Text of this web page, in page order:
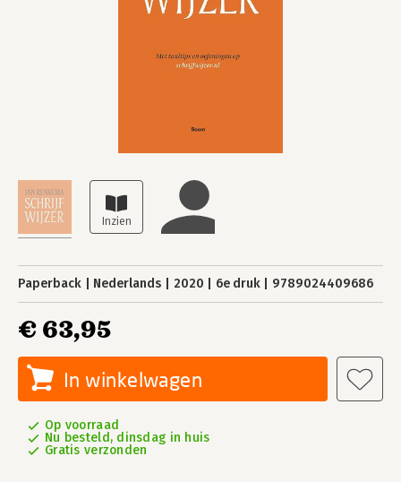
Paperback Nederlands 2020 6e druk 9789024409686
€ 63,95
In winkelwagen
Op voorraad
Nu besteld, dinsdag in huis
Gratis verzonden